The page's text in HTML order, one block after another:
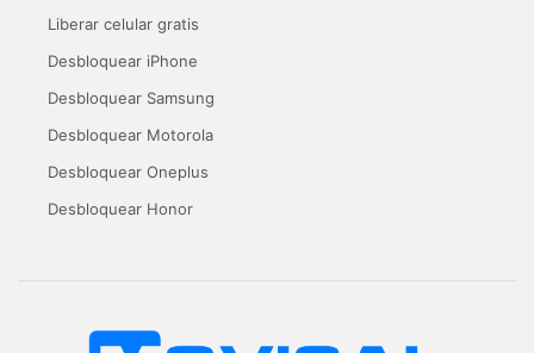
Liberar celular gratis
Desbloquear iPhone
Desbloquear Samsung
Desbloquear Motorola
Desbloquear Oneplus
Desbloquear Honor